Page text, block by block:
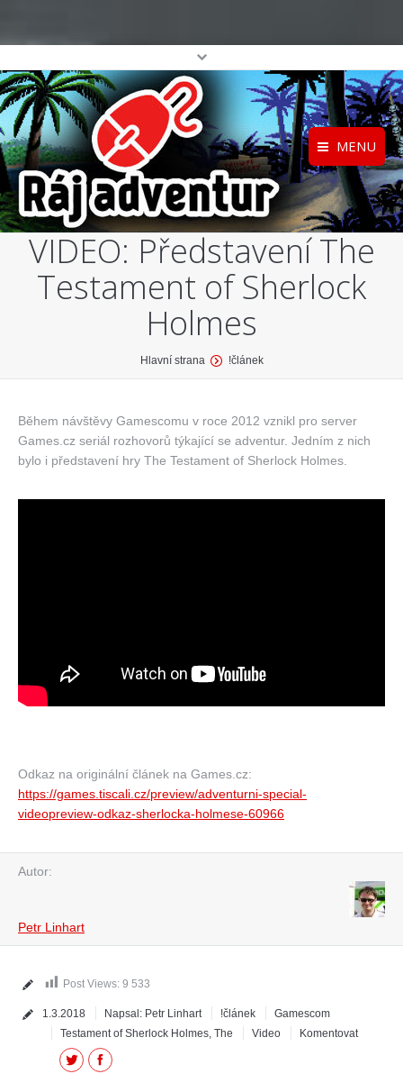
MENU
Registrace
Přihlášení
Profil
Home
O projektu
Katalog her
VIDEO: Představení The
Testament of Sherlock
Holmes
Hlavní strana !článek
Během návštěvy Gamescomu v roce 2012 vznikl pro server
Games.cz seriál rozhovorů týkající se adventur. Jedním z nich
bylo i představení hry The Testament of Sherlock Holmes.
Odkaz na originální článek na Games.cz:
https://games.tiscali.cz/preview/adventurni-special-
videopreview-odkaz-sherlocka-holmese-60966
Autor:
Petr Linhart
Post Views: 9 533
1.3.2018 Napsal: Petr Linhart !článek
Gamescom
Testament of Sherlock Holmes, The
Video Komentovat
Facebook
Twitter